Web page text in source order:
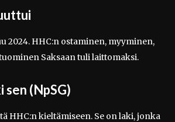
2024. HHC:n ostaminen, myyminen,
Saksaan tuli laittomaksi.
sen (NpSG)
HHC:n kieltämiseen. Se on laki, jonka